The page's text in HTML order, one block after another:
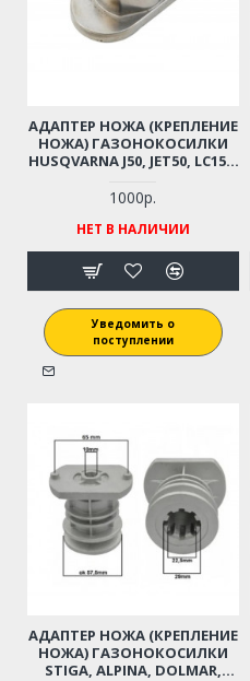
АДАПТЕР НОЖА (КРЕПЛЕНИЕ
НОЖА) ГАЗОНОКОСИЛКИ
HUSQVARNA J50, JET50, LC153,
22,2 ММ) (5815479-
01/581547901)
1000р.
НЕТ В НАЛИЧИИ
Уведомить о
поступлении
АДАПТЕР НОЖА (КРЕПЛЕНИЕ
НОЖА) ГАЗОНОКОСИЛКИ
STIGA, ALPINA, DOLMAR,